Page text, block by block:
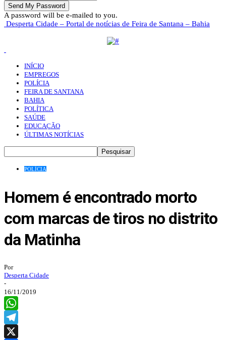
A password will be e-mailed to you.
Desperta Cidade – Portal de notícias de Feira de Santana – Bahia
INÍCIO
EMPREGOS
POLÍCIA
FEIRA DE SANTANA
BAHIA
POLÍTICA
SAÚDE
EDUCAÇÃO
ÚLTIMAS NOTÍCIAS
POLÍCIA
Homem é encontrado morto
com marcas de tiros no distrito
da Matinha
Por
Desperta Cidade
-
16/11/2019
WhatsApp
Telegram